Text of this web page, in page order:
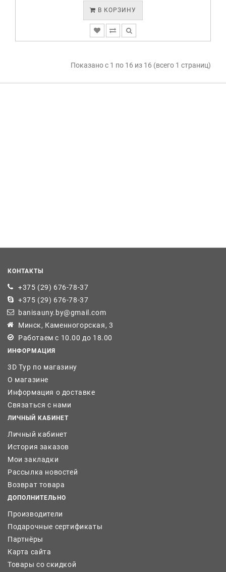
В КОРЗИНУ
Показано с 1 по 16 из 16 (всего 1 страниц)
КОНТАКТЫ
+375 (29) 676-78-37
+375 (29) 676-78-37
banisauny.by@gmail.com
Минск, Каменногорская, 3
Работаем с 10.00 до 18.00
ИНФОРМАЦИЯ
3D Тур по магазину
О магазине
Информация о доставке
Связаться с нами
ЛИЧНЫЙ КАБИНЕТ
Личный кабинет
История заказов
Мои закладки
Рассылка новостей
Возврат товара
ДОПОЛНИТЕЛЬНО
Производители
Подарочные сертификаты
Партнёры
Карта сайта
Товары со скидкой